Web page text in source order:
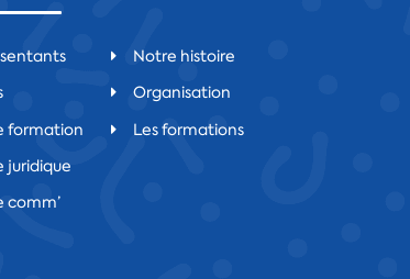
formation
juridique
comm’
Notre histoire
Organisation
Les formations